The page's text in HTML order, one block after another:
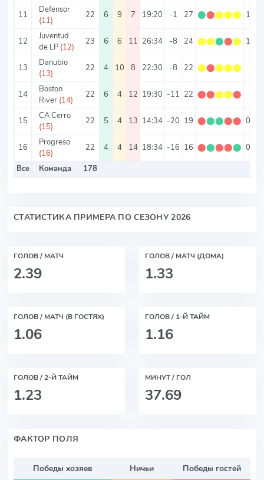
11
Defensor
(11)
22 6 9 7 19:20 -1 27 ⬤⬤⬤⬤⬤ 1.23
12
Juventud
de LP (12)
23 6 6 11 26:34 -8 24 ⬤⬤⬤⬤⬤ 1.04
13
Danubio
(13)
22 4 10 8 22:30 -8 22 ⬤⬤⬤⬤⬤
14
Boston
River (14)
22 6 4 12 19:30 -11 22 ⬤⬤⬤⬤⬤
15
CA Cerro
(15)
22 5 4 13 14:34 -20 19 ⬤⬤⬤⬤⬤ 0.86
16
Progreso
(16)
22 4 4 14 18:34 -16 16 ⬤⬤⬤⬤⬤ 0.73
Все
Команда 178
СТАТИСТИКА ПРИМЕРА ПО СЕЗОНУ 2026
ГОЛОВ / МАТЧ
2.39
ГОЛОВ / МАТЧ (ДОМА)
1.33
ГОЛОВ / МАТЧ (В ГОСТЯХ)
1.06
ГОЛОВ / 1-Й ТАЙМ
1.16
ГОЛОВ / 2-Й ТАЙМ
1.23
МИНУТ / ГОЛ
37.69
ФАКТОР ПОЛЯ
Победы хозяев Ничьи Победы гостей